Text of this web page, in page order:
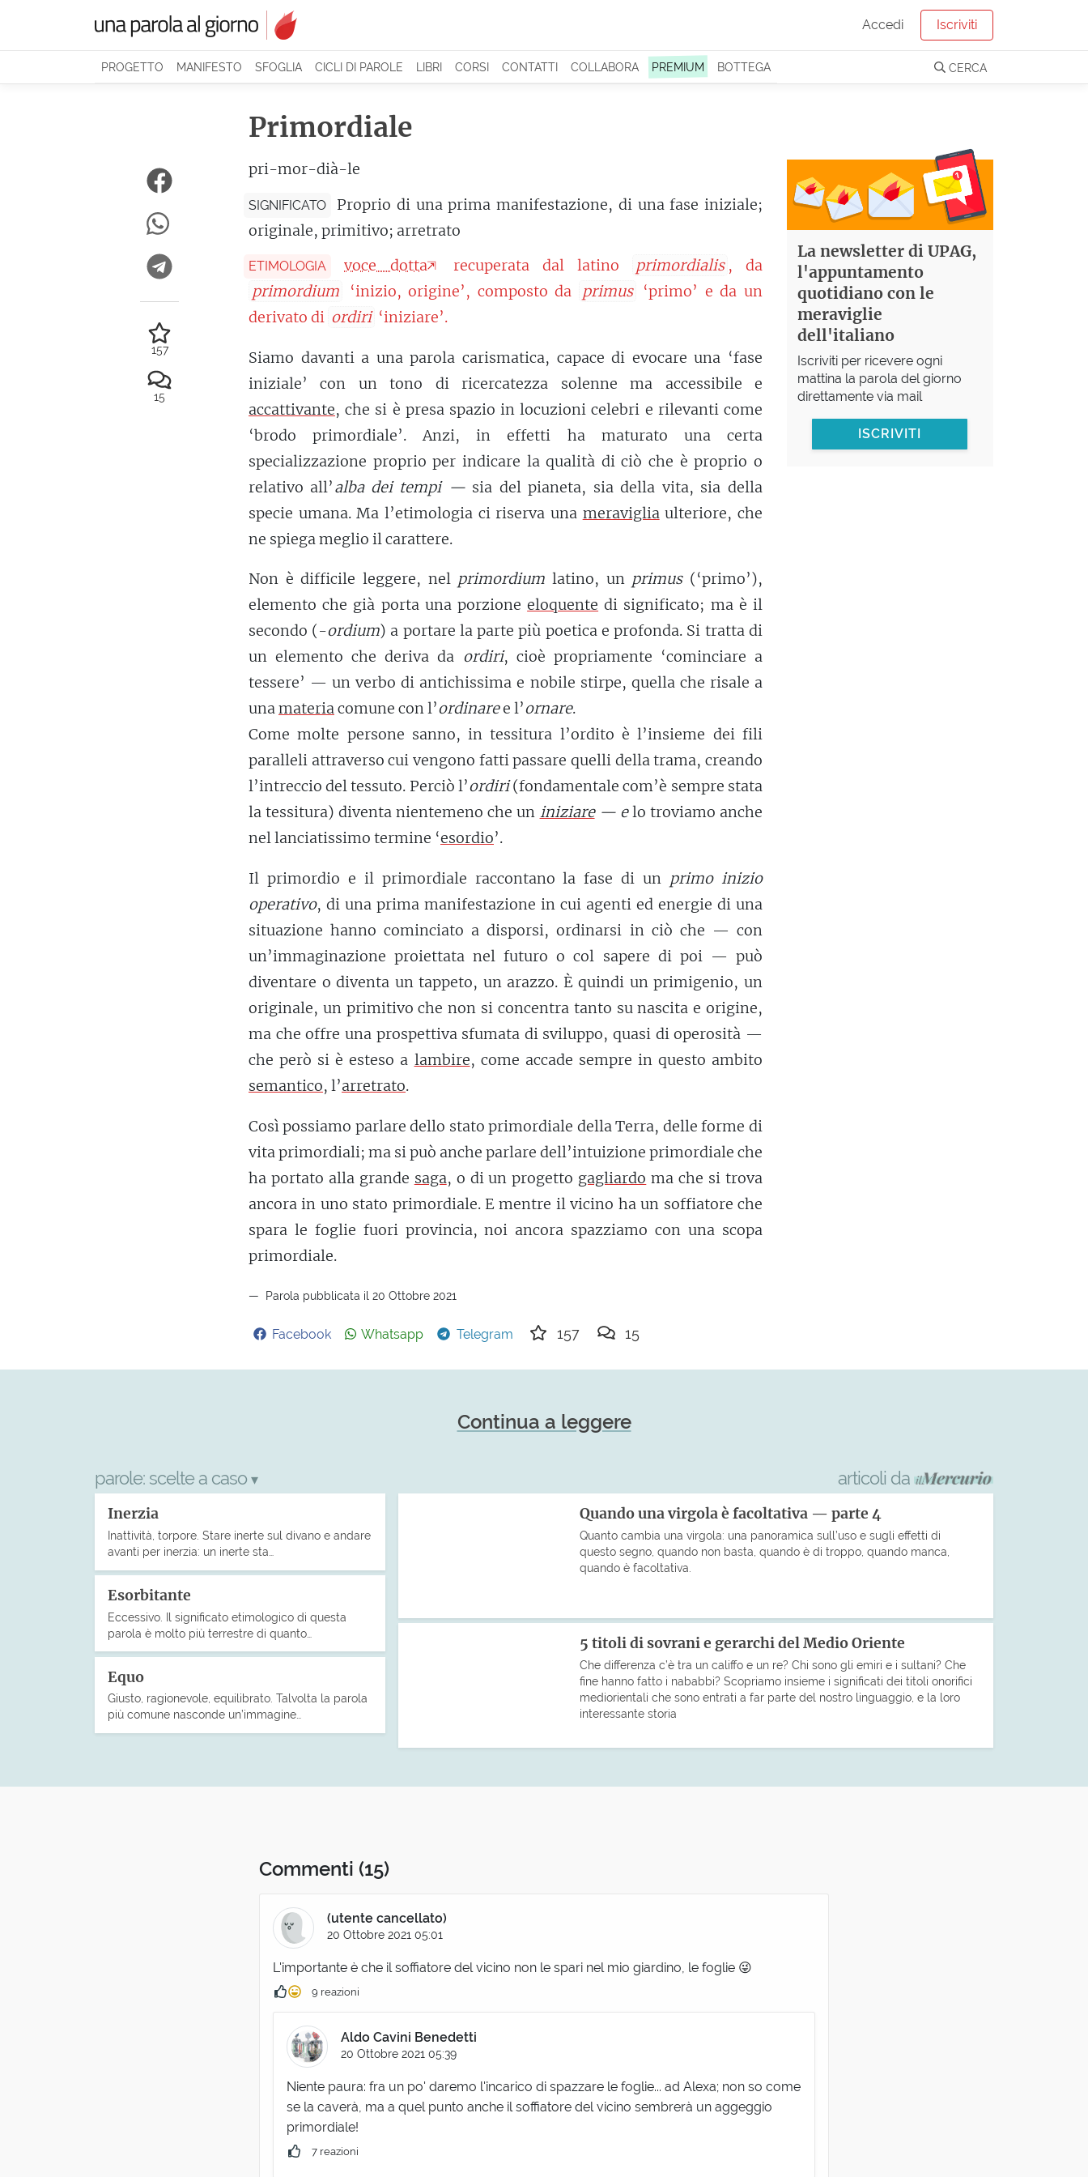
Accedi Iscriviti
PROGETTO MANIFESTO SFOGLIA CICLI DI PAROLE LIBRI CORSI CONTATTI COLLABORA PREMIUM BOTTEGA CERCA
Primordiale
pri-mor-dià-le
SIGNIFICATO
Proprio di una prima manifestazione, di una fase iniziale;
originale, primitivo; arretrato
ETIMOLOGIA voce dotta recuperata dal latino primordialis , da
primordium
‘inizio, origine’, composto da primus
‘primo’ e da un
derivato di ordiri ‘iniziare’.
Siamo davanti a una parola carismatica, capace di evocare una ‘fase
iniziale’ con un tono di ricercatezza solenne ma accessibile e
accattivante, che si è presa spazio in locuzioni celebri e rilevanti come
‘brodo primordiale’. Anzi, in effetti ha maturato una certa
specializzazione proprio per indicare la qualità di ciò che è proprio o
relativo all’alba dei tempi — sia del pianeta, sia della vita, sia della
specie umana. Ma l’etimologia ci riserva una meravigliaulteriore, che
ne spiega meglio il carattere.
Non è difficile leggere, nel primordium latino, un primus(‘primo’),
elemento che già porta una porzioneeloquente di significato; ma è il
secondo (-ordium) a portare la parte più poetica e profonda. Si tratta di
un elemento che deriva da ordiri, cioè propriamente ‘cominciare a
tessere’ — un verbo di antichissima e nobile stirpe, quella che risale a
unamateriacomune con l’ordinaree l’ornare.
Come molte persone sanno, in tessitura l’ordito è l’insieme dei fili
paralleli attraverso cui vengono fatti passare quelli della trama, creando
l’intreccio del tessuto. Perciò l’ordiri(fondamentale com’è sempre stata
la tessitura) diventa nientemeno che un iniziare— elo troviamo anche
nel lanciatissimo termine ‘esordio’.
Il primordio e il primordiale raccontano la fase di un primo inizio
operativo, di una prima manifestazione in cui agenti ed energie di una
situazione hanno cominciato a disporsi, ordinarsi in ciò che — con
un’immaginazione proiettata nel futuro o col sapere di poi — può
diventare o diventa un tappeto, un arazzo. È quindi un primigenio, un
originale, un primitivo che non si concentra tanto su nascita e origine,
ma che offre una prospettiva sfumata di sviluppo, quasi di operosità —
che però si è esteso a lambire, come accade sempre in questo ambito
semantico, l’arretrato.
Così possiamo parlare dello stato primordiale della Terra, delle forme di
vita primordiali; ma si può anche parlare dell’intuizione primordiale che
ha portato alla grande saga, o di un progetto gagliardo ma che si trova
ancora in uno stato primordiale. E mentre il vicino ha un soffiatore che
spara le foglie fuori provincia, noi ancora spazziamo con una scopa
primordiale.
Parola pubblicata il 20 Ottobre 2021
Facebook Whatsapp Telegram 157 15
157
15
La newsletter di UPAG,
l'appuntamento
quotidiano con le
meraviglie
dell'italiano
Iscriviti per ricevere ogni
mattina la parola del giorno
direttamente via mail
ISCRIVITI
Continua a leggere
parole: scelte a caso ▾
Inerzia
Inattività, torpore. Stare inerte sul divano e andare
avanti per inerzia: un inerte sta…
Esorbitante
Eccessivo. Il significato etimologico di questa
parola è molto più terrestre di quanto…
Equo
Giusto, ragionevole, equilibrato. Talvolta la parola
più comune nasconde un’immagine…
articoli da
Quando una virgola è facoltativa — parte 4
Quanto cambia una virgola: una panoramica sull’uso e sugli effetti di
questo segno, quando non basta, quando è di troppo, quando manca,
quando è facoltativa.
5 titoli di sovrani e gerarchi del Medio Oriente
Che differenza c’è tra un califfo e un re? Chi sono gli emiri e i sultani? Che
fine hanno fatto i nababbi? Scopriamo insieme i significati dei titoli onorifici
mediorientali che sono entrati a far parte del nostro linguaggio, e la loro
interessante storia
Commenti (15)
(utente cancellato)
20 Ottobre 2021 05:01
L'importante è che il soffiatore del vicino non le spari nel mio giardino, le foglie 😜
9 reazioni
Aldo Cavini Benedetti
20 Ottobre 2021 05:39
Niente paura: fra un po' daremo l'incarico di spazzare le foglie... ad Alexa; non so come
se la caverà, ma a quel punto anche il soffiatore del vicino sembrerà un aggeggio
primordiale!
7 reazioni